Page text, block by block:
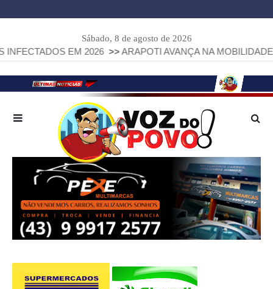
Sábado, 8 de agosto de 2026
EM 2026 >>ARAPOTI AVANÇA NA MOBILIDADE